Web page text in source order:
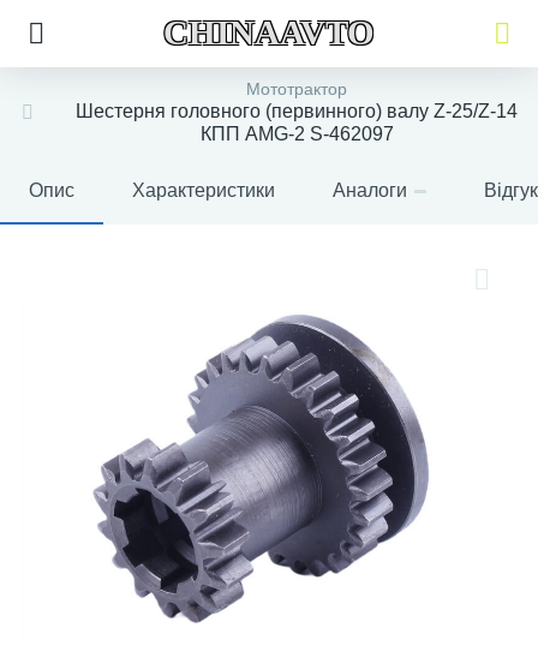
CHINAAVTO
Мототрактор
Шестерня головного (первинного) валу Z-25/Z-14
КПП AMG-2 S-462097
Опис Характеристики Аналоги